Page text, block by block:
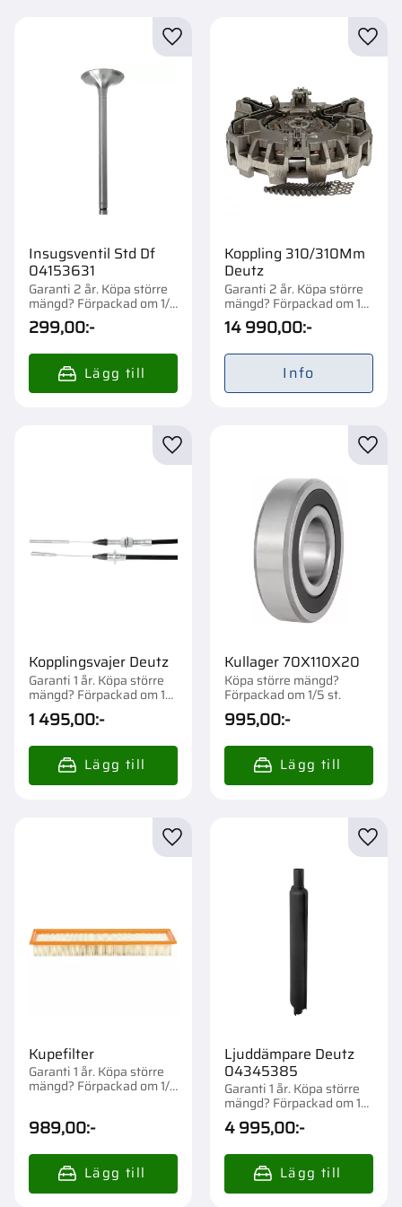
Insugsventil Std Df
04153631
Garanti 2 år. Köpa större
mängd? Förpackad om 1/4
st.
299,00:-
Lägg till i favoriter
Koppling 310/310Mm
Deutz
Garanti 2 år. Köpa större
mängd? Förpackad om 1
st.
14 990,00:-
Info
Kopplingsvajer Deutz
Garanti 1 år. Köpa större
mängd? Förpackad om 1
st.
1 495,00:-
Lägg till i favoriter
Kullager 70X110X20
Köpa större mängd?
Förpackad om 1/5 st.
995,00:-
Kupefilter
Garanti 1 år. Köpa större
mängd? Förpackad om 1/5
989,00:-
Lägg till i favoriter
Ljuddämpare Deutz
04345385
Garanti 1 år. Köpa större
mängd? Förpackad om 1
st.
4 995,00:-